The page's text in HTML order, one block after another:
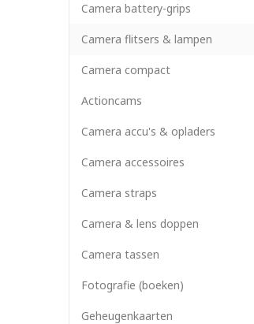
Camera battery-grips
Camera flitsers & lampen
Camera compact
Actioncams
Camera accu's & opladers
Camera accessoires
Camera straps
Camera & lens doppen
Camera tassen
Fotografie (boeken)
Geheugenkaarten